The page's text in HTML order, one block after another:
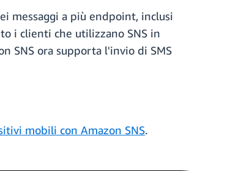
messaggi a più endpoint, inclusi
i clienti che utilizzano SNS in
SNS ora supporta l'invio di SMS
mobili con Amazon SNS.